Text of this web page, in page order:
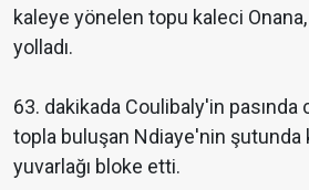
kaleye yönelen topu kaleci
yolladı.
63. dakikada Coulibaly'in pasında
topla buluşan Ndiaye'nin şutunda
yuvarlağı bloke etti.